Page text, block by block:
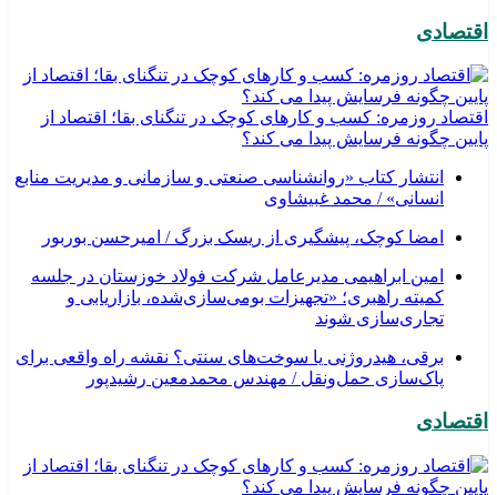
اقتصادی
اقتصاد روزمره: کسب‌ و کارهای کوچک در تنگنای بقا؛ اقتصاد از
پایین چگونه فرسایش پیدا می کند؟
انتشار کتاب «روانشناسی صنعتی و سازمانی و مدیریت منابع
انسانی» / محمد غبیشاوی
امضا کوچک، پیشگیری از ریسک بزرگ / امیرحسن بوربور
امین ابراهیمی مدیرعامل شرکت فولاد خوزستان در جلسه
کمیته راهبری؛ «تجهیزات بومی‌سازی‌شده، بازاریابی و
تجاری‌سازی شوند
برقی، هیدروژنی یا سوخت‌های سنتی؟ نقشه راه واقعی برای
پاک‌سازی حمل‌ونقل / مهندس محمدمعین رشیدپور
اقتصادی